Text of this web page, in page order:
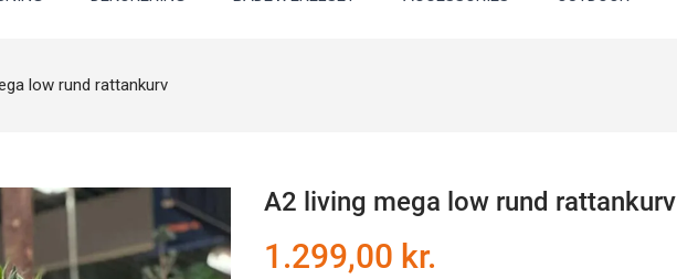
low rund rattankurv
A2 living mega low rund rattankurv
1.299,00 kr.